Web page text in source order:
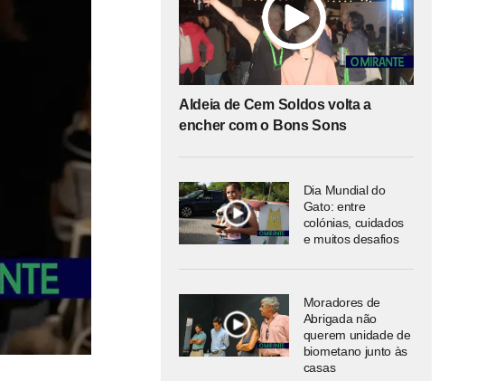
Aldeia de Cem Soldos volta a
encher com o Bons Sons
Dia Mundial do
Gato: entre
colónias, cuidados
e muitos desafios
Moradores de
Abrigada não
querem unidade de
biometano junto às
casas